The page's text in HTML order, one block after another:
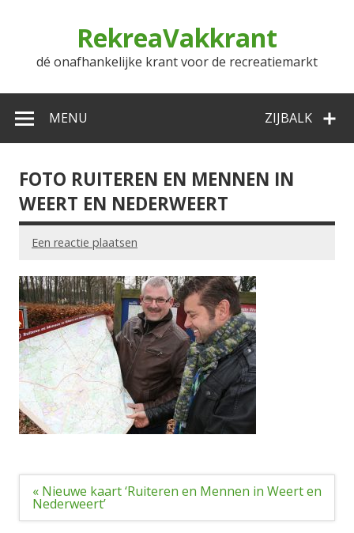
RekreaVakkrant
dé onafhankelijke krant voor de recreatiemarkt
ZIJBALK
MENU
FOTO RUITEREN EN MENNEN IN
WEERT EN NEDERWEERT
Een reactie plaatsen
Bericht
navigatie
« Nieuwe kaart ‘Ruiteren en Mennen in Weert en
Nederweert’